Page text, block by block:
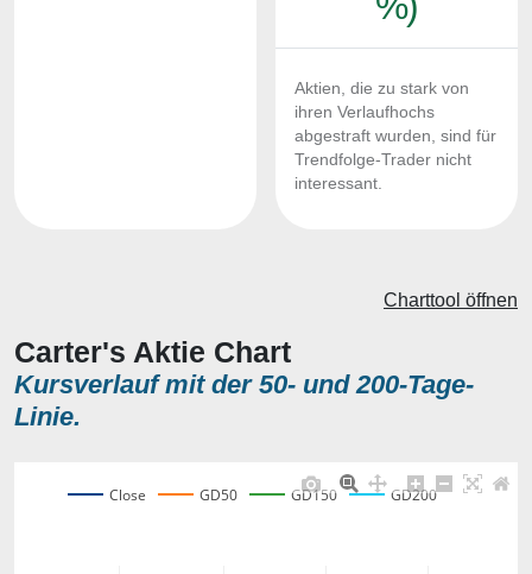
Aktien, die zu stark von
ihren Verlaufhochs
abgestraft wurden, sind für
Trendfolge-Trader nicht
interessant.
Carter's Aktie Chart
Kursverlauf mit der 50- und 200-Tage-
Linie.
Charttool öffnen
Close GD50 GD150 GD200